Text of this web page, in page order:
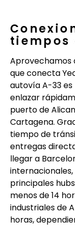
tiempos
Aprovechamos
que conecta
autovía A-33
enlazar
puerto de
Cartagena.
tiempo de
entregas
llegar a
principales
menos de 14
industriales de
horas,